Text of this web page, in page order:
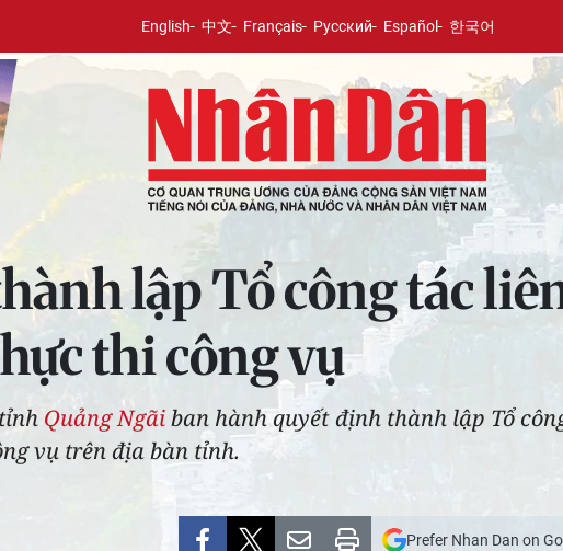
English 中文 Français Русский Español 한국어
lập Tổ công tác
thi công vụ
Quảng Ngãiban hành quyết định thành lập Tổ
vụ trên địa bàn tỉnh.
Prefer Nhan Dan on